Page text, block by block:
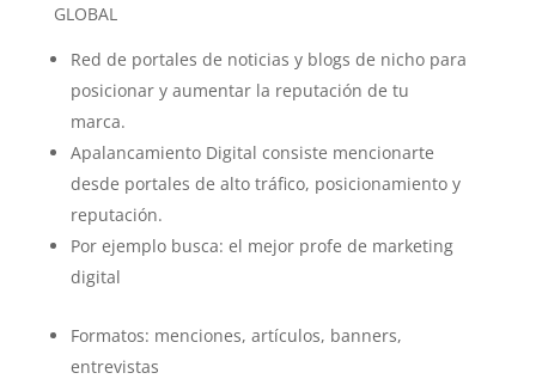
GLOBAL
Red de portales de noticias y blogs de nicho para
posicionar y aumentar la reputación de tu
marca.
Apalancamiento Digital consiste mencionarte
desde portales de alto tráfico, posicionamiento y
reputación.
Por ejemplo busca: el mejor profe de marketing
digital
Formatos: menciones, artículos, banners,
entrevistas